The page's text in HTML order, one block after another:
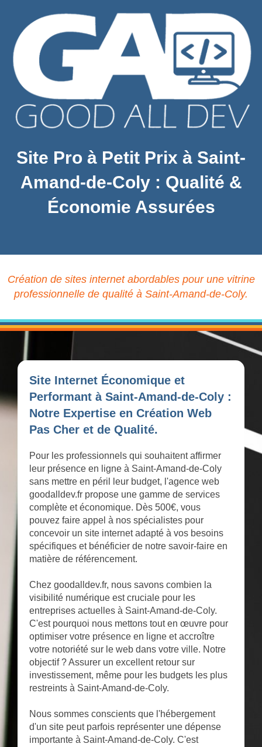
Site Pro à Petit Prix à Saint-
Amand-de-Coly : Qualité &
Économie Assurées
Création de sites internet abordables pour une vitrine
professionnelle de qualité à Saint-Amand-de-Coly.
Site Internet Économique et
Performant à Saint-Amand-de-Coly :
Notre Expertise en Création Web
Pas Cher et de Qualité.
Pour les professionnels qui souhaitent affirmer
leur présence en ligne à Saint-Amand-de-Coly
sans mettre en péril leur budget, l'agence web
goodalldev.fr propose une gamme de services
complète et économique. Dès 500€, vous
pouvez faire appel à nos spécialistes pour
concevoir un site internet adapté à vos besoins
spécifiques et bénéficier de notre savoir-faire en
matière de référencement.
Chez goodalldev.fr, nous savons combien la
visibilité numérique est cruciale pour les
entreprises actuelles à Saint-Amand-de-Coly.
C'est pourquoi nous mettons tout en œuvre pour
optimiser votre présence en ligne et accroître
votre notoriété sur le web dans votre ville. Notre
objectif ? Assurer un excellent retour sur
investissement, même pour les budgets les plus
restreints à Saint-Amand-de-Coly.
Nous sommes conscients que l'hébergement
d'un site peut parfois représenter une dépense
importante à Saint-Amand-de-Coly. C'est